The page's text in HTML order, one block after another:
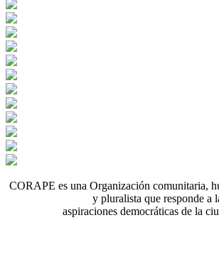
CORAPE es una Organización comunitaria,
y pluralista que responde a
aspiraciones democráticas de la